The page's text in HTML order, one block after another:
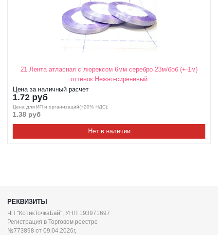
21 Лента атласная с люрексом 6мм серебро 23м/боб (+-1м)
оттенок Нежно-сиреневый
Цена за наличный расчет
1.72 руб
Цена для ИП и организаций(+20% НДС);
1.38 руб
Нет в наличии
РЕКВИЗИТЫ
ЧП "КотикТочкаБай", УНП 193971697
Регистрация в Торговом реестре
№773898 от 09.04.2026г,